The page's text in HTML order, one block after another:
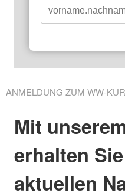
ANMELDUNG ZUM WW-
Mit
erhalten
aktuellen